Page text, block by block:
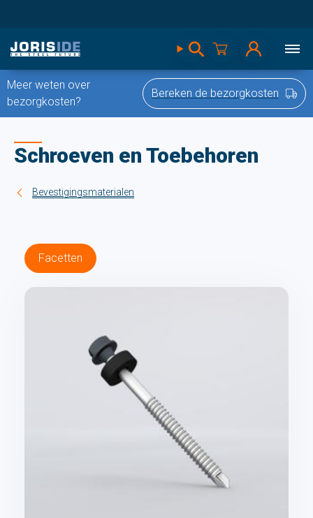
Meer weten over
bezorgkosten?
Bereken de bezorgkosten
Schroeven en Toebehoren
Bevestigingsmaterialen
Facetten